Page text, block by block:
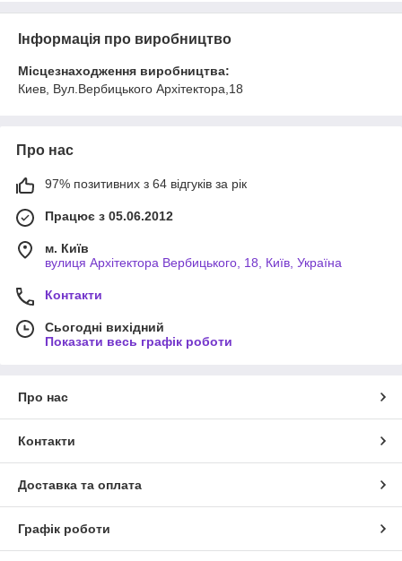
Інформація про виробництво
Місцезнаходження виробництва:
Киев, Вул.Вербицького Архітектора,18
Про нас
97% позитивних з 64 відгуків за рік
Працює з 05.06.2012
м. Київ
вулиця Архітектора Вербицького, 18, Київ, Україна
Контакти
Сьогодні вихідний
Показати весь графік роботи
Про нас
Контакти
Доставка та оплата
Графік роботи